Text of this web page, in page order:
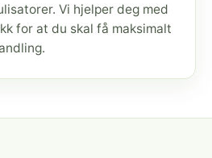
Vi hjelper deg med
for at du skal få maksimalt